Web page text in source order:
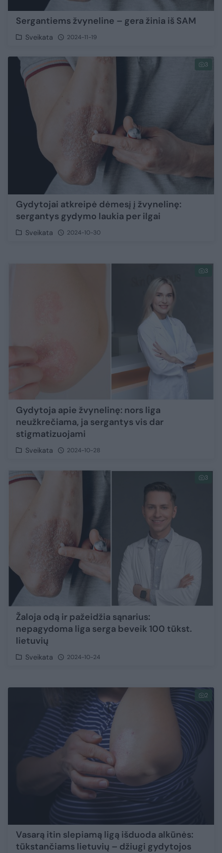
Sergantiems žvyneline – gera žinia iš SAM
Sveikata 2024-11-19
3
Gydytojai atkreipė dėmesį į žvynelinę:
sergantys gydymo laukia per ilgai
Sveikata 2024-10-30
3
Gydytoja apie žvynelinę: nors liga
neužkrečiama, ja sergantys vis dar
stigmatizuojami
Sveikata 2024-10-28
3
Žaloja odą ir pažeidžia sąnarius:
nepagydoma liga serga beveik 100 tūkst.
lietuvių
Sveikata 2024-10-24
2
Vasarą itin slepiamą ligą išduoda alkūnės:
tūkstančiams lietuvių – džiugi gydytojos